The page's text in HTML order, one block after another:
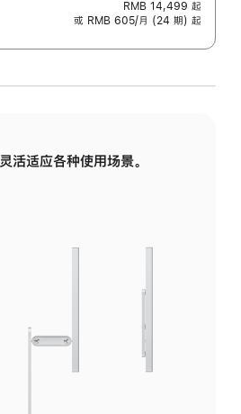
RMB 14,499 起
或 RMB 605/月 (24 期) 起
活适应各种使用场景。